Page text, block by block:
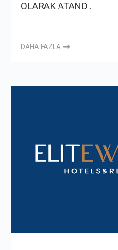
OLARAK ATANDI.
DAHA FAZLA